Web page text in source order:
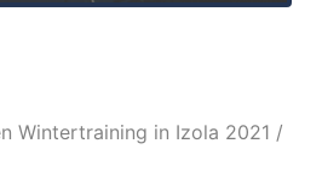
Wintertraining in Izola 2021 /